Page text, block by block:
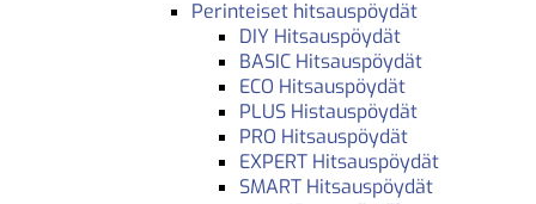
Perinteiset hitsauspöydät
DIY Hitsauspöydät
BASIC Hitsauspöydät
ECO Hitsauspöydät
PLUS Histauspöydät
PRO Hitsauspöydät
EXPERT Hitsauspöydät
SMART Hitsauspöydät